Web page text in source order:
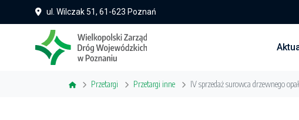
ul. Wilczak 51, 61-623 Poznań
Przetargi Przetargi inne IV sprzedaż surowca drzewnego